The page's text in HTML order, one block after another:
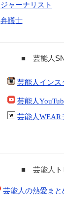
ジャーナリスト
弁護士
■ 芸能人
芸能人インス
芸能人
芸能人WEAR
■ 芸能人ト
芸能人の熱愛まと